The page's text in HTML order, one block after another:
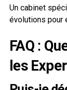
Un cabinet
évolutions pour
FAQ :
les